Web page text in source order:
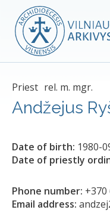
Priest rel. m. mgr.
Andžejus
Date of birth: 1980-
Date of priestly
Phone number: +370
Email address: